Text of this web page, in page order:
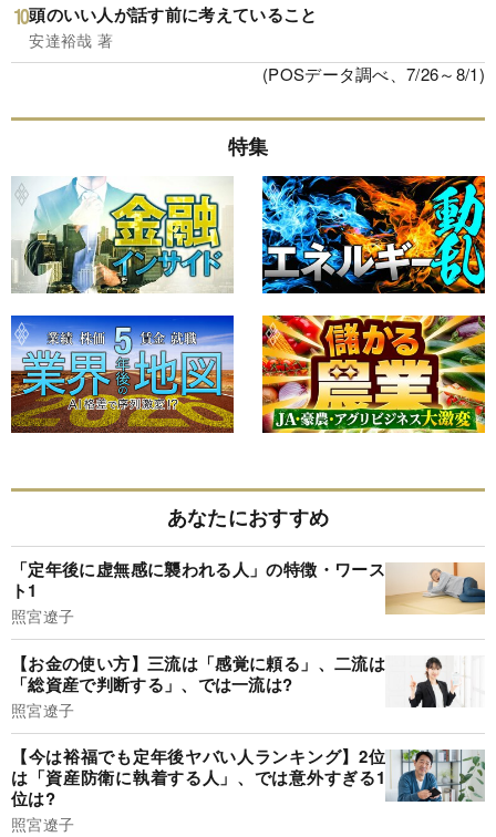
頭のいい人が話す前に考えていること
安達裕哉 著
(POSデータ調べ、7/26～8/1)
特集
あなたにおすすめ
「定年後に虚無感に襲われる人」の特徴・ワース
ト1
照宮遼子
【お金の使い方】三流は「感覚に頼る」、二流は
「総資産で判断する」、では一流は?
照宮遼子
【今は裕福でも定年後ヤバい人ランキング】2位
は「資産防衛に執着する人」、では意外すぎる1
位は?
照宮遼子